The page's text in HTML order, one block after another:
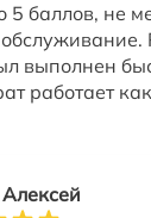
5 баллов, не
выполнен
работает